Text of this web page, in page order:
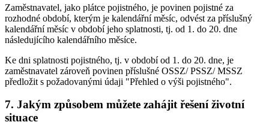
Zaměstnavatel, jako plátce pojistného, je povinen pojistné za
rozhodné období, kterým je kalendářní měsíc, odvést za příslušný
kalendářní měsíc v období jeho splatnosti, tj. od 1. do 20. dne
následujícího kalendářního měsíce.
Ke dni splatnosti pojistného, tj. v období od 1. do 20. dne, je
zaměstnavatel zároveň povinen příslušné OSSZ/ PSSZ/ MSSZ
předložit s požadovanými údaji "Přehled o výši pojistného".
7. Jakým způsobem můžete zahájit řešení životní
situace